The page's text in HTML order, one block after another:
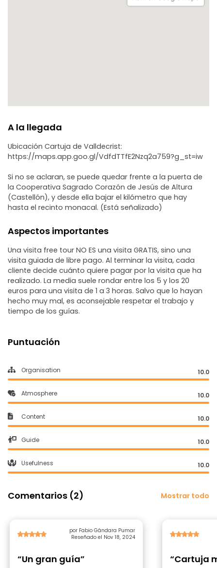
A la llegada
Ubicación Cartuja de Valldecrist:
https://maps.app.goo.gl/VdfdTTfE2Nzq2a759?g_st=iw
Si no se aclaran, se puede quedar frente a la puerta de
la Cooperativa Sagrado Corazón de Jesús de Altura
(Castellón), y desde ella bajar el kilómetro que hay
hasta el recinto monacal. (Está señalizado)
Aspectos importantes
Una visita free tour NO ES una visita GRATIS, sino una
visita guiada de libre pago. Al terminar la visita, cada
cliente decide cuánto quiere pagar por la visita que ha
realizado. La media suele rondar entre los 5 y los 20
euros para una visita de 1 a 3 horas. Salvo que lo hayan
hecho muy mal, es aconsejable respetar el trabajo y
tiempo de los guías.
Puntuación
Organisation 10.0
Atmosphere 10.0
Content 10.0
Guide 10.0
Usefulness 10.0
Comentarios (2) Mostrar todo
por Fabio Gándara Pumar
Reseñado el Nov 18, 2024
“Un gran guía” “Cartuja